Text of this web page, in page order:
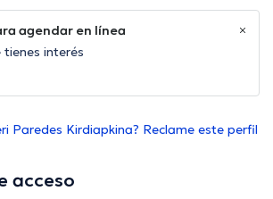
agendar en línea
tienes interés
Paredes Kirdiapkina? Reclame este perfil
acceso